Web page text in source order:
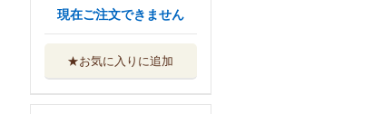
現在ご注文できません
★お気に入りに追加
ごめんあそばせ独
断日本史